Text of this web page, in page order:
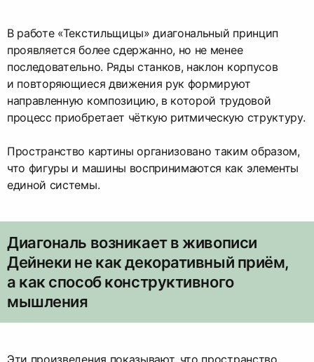
В работе «Текстильщицы» диагональный принцип
проявляется более сдержанно, но не менее
последовательно. Ряды станков, наклон корпусов
и повторяющиеся движения рук формируют
направленную композицию, в которой трудовой
процесс приобретает чёткую ритмическую структуру.
Пространство картины организовано таким образом,
что фигуры и машины воспринимаются как элементы
единой системы.
Диагональ возникает в живописи
Дейнеки не как декоративный приём,
а как способ конструктивного
мышления